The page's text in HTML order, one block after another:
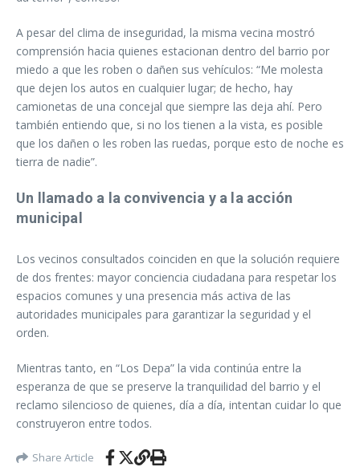
A pesar del clima de inseguridad, la misma vecina mostró
comprensión hacia quienes estacionan dentro del barrio por
miedo a que les roben o dañen sus vehículos: “Me molesta
que dejen los autos en cualquier lugar; de hecho, hay
camionetas de una concejal que siempre las deja ahí. Pero
también entiendo que, si no los tienen a la vista, es posible
que los dañen o les roben las ruedas, porque esto de noche es
tierra de nadie”.
Un llamado a la convivencia y a la acción
municipal
Los vecinos consultados coinciden en que la solución requiere
de dos frentes: mayor conciencia ciudadana para respetar los
espacios comunes y una presencia más activa de las
autoridades municipales para garantizar la seguridad y el
orden.
Mientras tanto, en “Los Depa” la vida continúa entre la
esperanza de que se preserve la tranquilidad del barrio y el
reclamo silencioso de quienes, día a día, intentan cuidar lo que
construyeron entre todos.
Share Article